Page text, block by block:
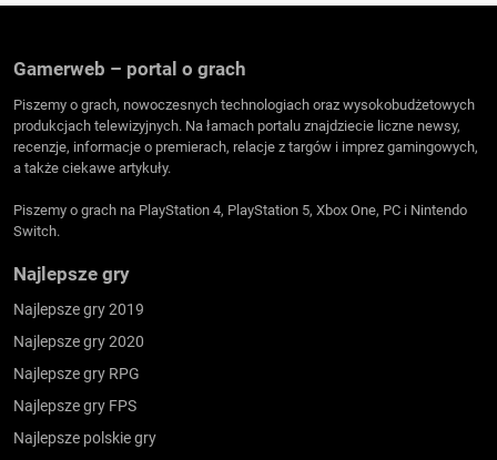
Gamerweb – portal o grach
Piszemy o grach, nowoczesnych technologiach oraz wysokobudżetowych
produkcjach telewizyjnych. Na łamach portalu znajdziecie liczne newsy,
recenzje, informacje o premierach, relacje z targów i imprez gamingowych,
a także ciekawe artykuły.
Piszemy o grach na PlayStation 4, PlayStation 5, Xbox One, PC i Nintendo
Switch.
Najlepsze gry
Najlepsze gry 2019
Najlepsze gry 2020
Najlepsze gry RPG
Najlepsze gry FPS
Najlepsze polskie gry